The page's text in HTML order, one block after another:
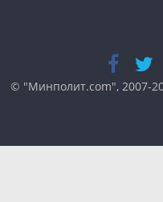
© "Минполит.com", 2007-